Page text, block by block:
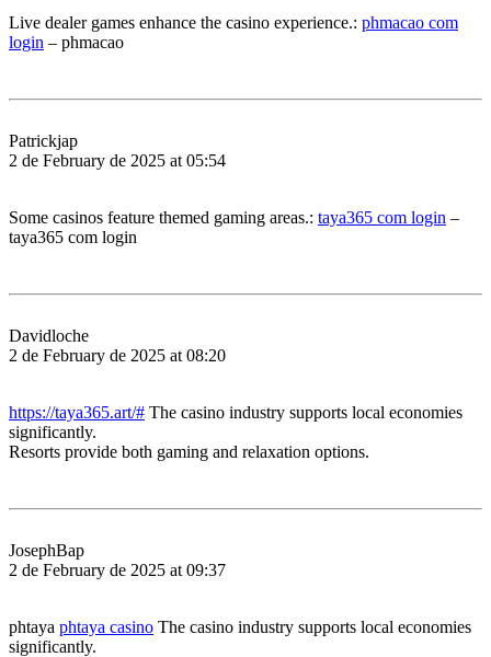
Live dealer games enhance the casino experience.: phmacao com
login – phmacao
Patrickjap
2 de February de 2025 at 05:54
Some casinos feature themed gaming areas.: taya365 com login –
taya365 com login
Davidloche
2 de February de 2025 at 08:20
https://taya365.art/# The casino industry supports local economies
significantly.
Resorts provide both gaming and relaxation options.
JosephBap
2 de February de 2025 at 09:37
phtaya phtaya casino The casino industry supports local economies
significantly.